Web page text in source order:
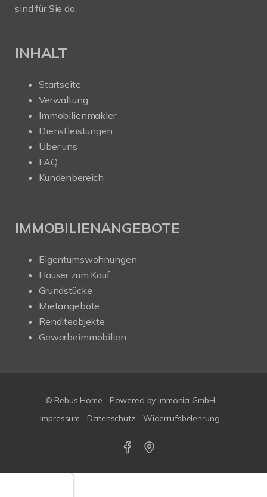
sind für Sie da.
INHALT
Startseite
Verwaltung
Immobilienmakler
Dienstleistungen
Über uns
FAQ
Kundenbereich
IMMOBILIENANGEBOTE
Eigentumswohnungen
Häuser zum Kauf
Grundstücke
Mietangebote
Renditeobjekte
Gewerbeimmobilien
© Rebus Home
Powered by Immonia GmbH
Impressum
Datenschutz Widerrufsbelehrung